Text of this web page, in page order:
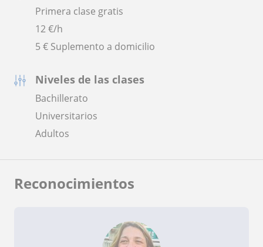
Primera clase gratis
12€/h
5 € Suplemento a domicilio
Niveles de las clases
Bachillerato
Universitarios
Adultos
Reconocimientos